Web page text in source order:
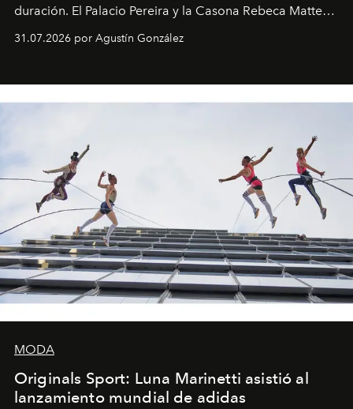
duración. El Palacio Pereira y la Casona Rebeca Matte
son algunos de los lugares que han albergado estas
miniobras. Sus puestas en escena son limpias; ponen el
31.07.2026 por Agustín González
MODA
Originals Sport: Luna Marinetti asistió al
lanzamiento mundial de adidas